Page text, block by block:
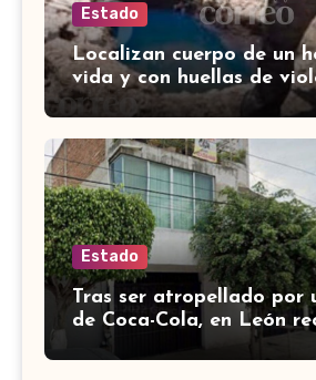
Estado
Localizan cuerpo de un
vida y con huellas de
Tenería del Santuario,
Estado
Tras ser atropellado por
de Coca-Cola, en León
fondos para salvar a
edad avanzada